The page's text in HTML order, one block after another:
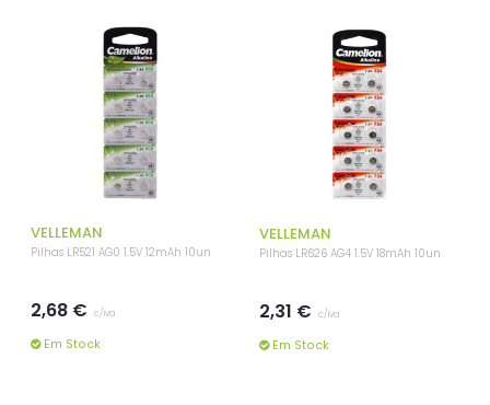
VELLEMAN
Pilhas LR521 AG0 1.5V 12mAh 10un
2,68 € c/iva
Em Stock
VELLEMAN
Pilhas LR626 AG4 1.5V 18mAh 10un
2,31 € c/iva
Em Stock